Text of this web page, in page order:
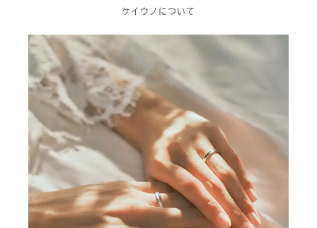
ケイウノについて